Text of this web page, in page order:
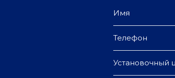
Установочный